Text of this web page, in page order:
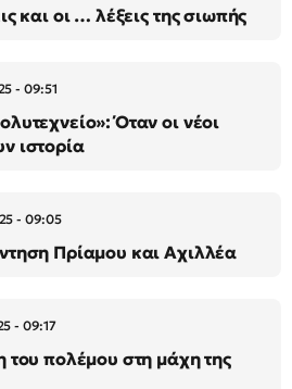
και οι … λέξεις της σιωπής
- 09:51
Όταν οι νέοι
ιστορία
- 09:05
Πρίαμου και Αχιλλέα
- 09:17
του πολέμου στη μάχη της